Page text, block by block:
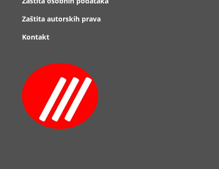
Zaštita autorskih prava
Kontakt